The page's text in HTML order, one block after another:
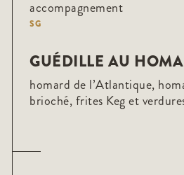
accompagnement
SG
GUÉDILLE AU
homard de l’Atlantique,
brioché, frites Keg et